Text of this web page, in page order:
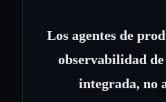
Los agentes de
observabilidad
integrada, no